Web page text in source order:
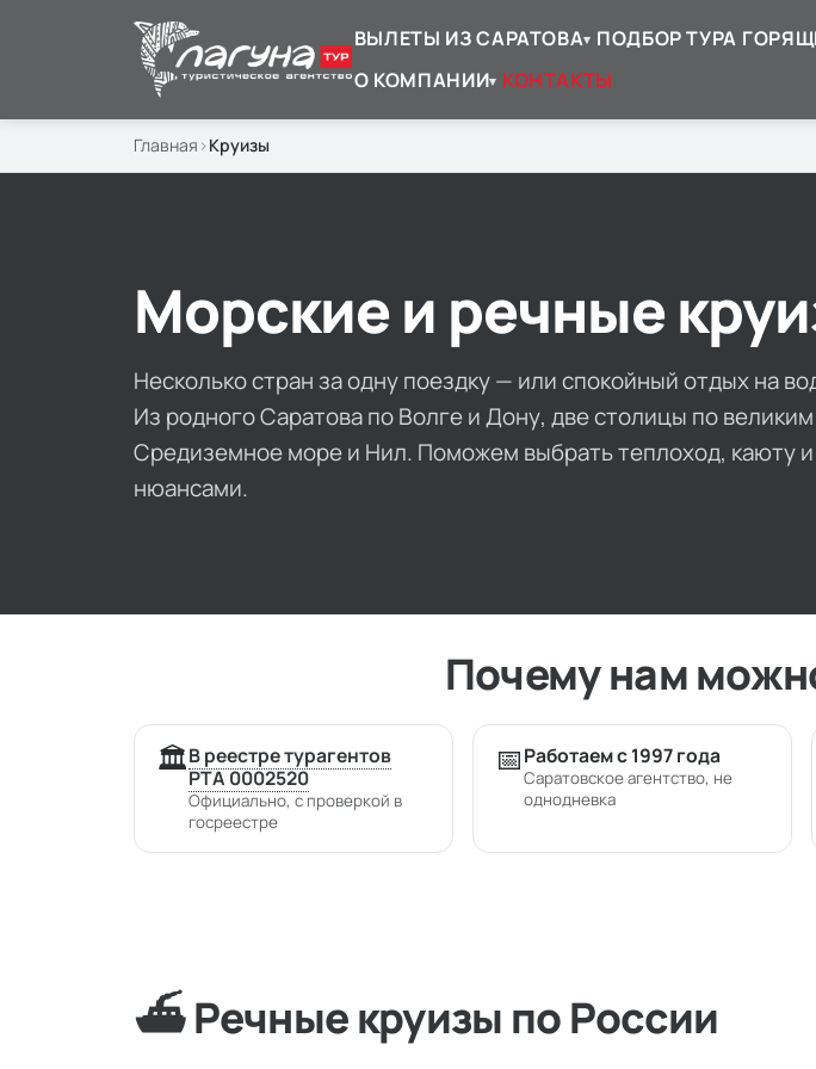
ВЫЛЕТЫ ИЗ САРАТОВА▾ ПОДБОР ТУРА
О КОМПАНИИ▾ КОНТАКТЫ
Главная Круизы
Морские и речные
Несколько стран за одну поездку — или спокойный отдых на
Из родного Саратова по Волге и Дону, две столицы по
Средиземное море и Нил. Поможем выбрать теплоход, каюту
нюансами.
Почему нам
🏛️В реестре турагентов
РТА 0002520
Официально, с проверкой в
госреестре
📅Работаем с 1997 года
Саратовское агентство, не
однодневка
⛴️ Речные круизы по России